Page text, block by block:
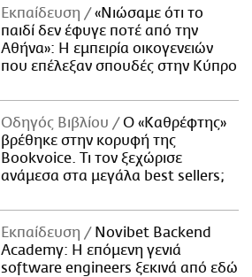
Εκπαίδευση
«Νιώσαμε ότι το
παιδί δεν έφυγε ποτέ από την
Αθήνα»: Η εμπειρία οικογενειών
που επέλεξαν σπουδές στην Κύπρο
Οδηγός Βιβλίου
Ο «Καθρέφτης»
βρέθηκε στην κορυφή της
Bookvoice. Τι τον ξεχώρισε
ανάμεσα στα μεγάλα best sellers;
Εκπαίδευση
Novibet Backend
Academy: Η επόμενη γενιά
software engineers ξεκινά από εδώ